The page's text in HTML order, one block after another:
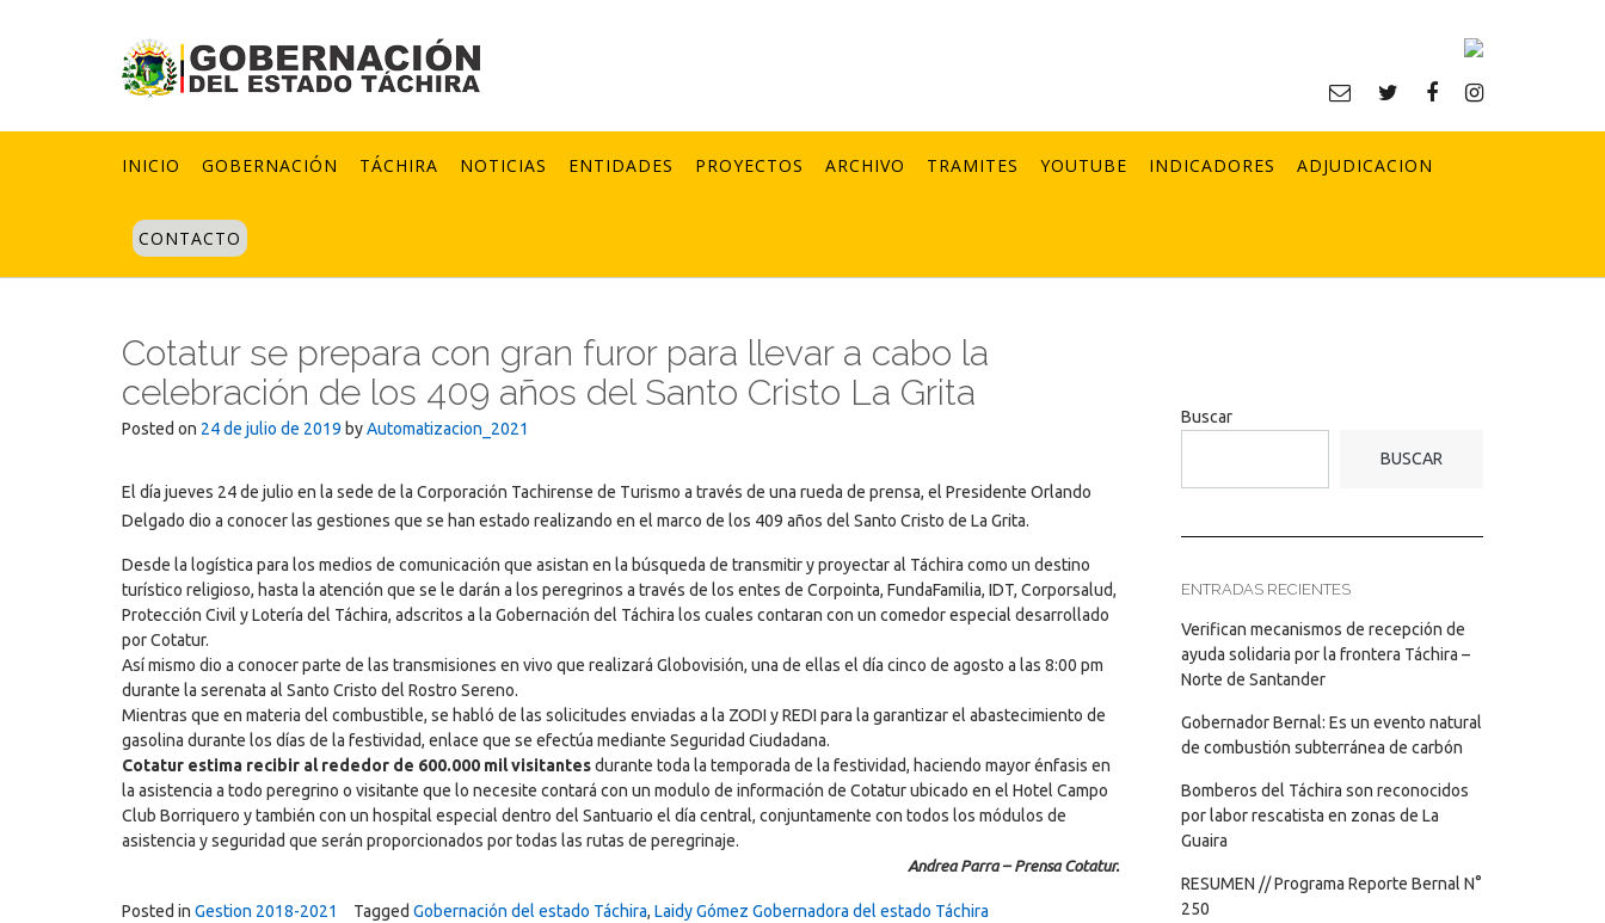
INICIO GOBERNACIÓN TÁCHIRA NOTICIAS ENTIDADES PROYECTOS ARCHIVO TRAMITES YOUTUBE INDICADORES ADJUDICACION
CONTACTO
Cotatur se prepara con gran furor para llevar a cabo la
celebración de los 409 años del Santo Cristo La Grita
Posted on 24 de julio de 2019 byAutomatizacion_2021
El día jueves 24 de julio en la sede de la Corporación Tachirense de Turismo a través de una rueda de prensa, el Presidente Orlando
Delgado dio a conocer las gestiones que se han estado realizando en el marco de los 409 años del Santo Cristo de La Grita.
Desde la logística para los medios de comunicación que asistan en la búsqueda de transmitir y proyectar al Táchira como un destino
turístico religioso, hasta la atención que se le darán a los peregrinos a través de los entes de Corpointa, FundaFamilia, IDT, Corporsalud,
Protección Civil y Lotería del Táchira, adscritos a la Gobernación del Táchira los cuales contaran con un comedor especial desarrollado
por Cotatur.
Así mismo dio a conocer parte de las transmisiones en vivo que realizará Globovisión, una de ellas el día cinco de agosto a las 8:00 pm
durante la serenata al Santo Cristo del Rostro Sereno.
Mientras que en materia del combustible, se habló de las solicitudes enviadas a la ZODI y REDI para la garantizar el abastecimiento de
gasolina durante los días de la festividad, enlace que se efectúa mediante Seguridad Ciudadana.
Cotatur estima recibir al rededor de 600.000 mil visitantesdurante toda la temporada de la festividad, haciendo mayor énfasis en
la asistencia a todo peregrino o visitante que lo necesite contará con un modulo de información de Cotatur ubicado en el Hotel Campo
Club Borriquero y también con un hospital especial dentro del Santuario el día central, conjuntamente con todos los módulos de
asistencia y seguridad que serán proporcionados por todas las rutas de peregrinaje.
Andrea Parra – Prensa Cotatur.
Posted in Gestion 2018-2021 Tagged Gobernación del estado Táchira, Laidy Gómez Gobernadora del estado Táchira
Buscar
BUSCAR
ENTRADAS RECIENTES
Verifican mecanismos de recepción de
ayuda solidaria por la frontera Táchira –
Norte de Santander
Gobernador Bernal: Es un evento natural
de combustión subterránea de carbón
Bomberos del Táchira son reconocidos
por labor rescatista en zonas de La
Guaira
RESUMEN // Programa Reporte Bernal N°
250